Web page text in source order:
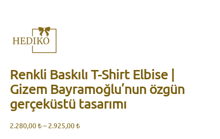
Renkli Baskılı T-Shirt Elbise |
Gizem Bayramoğlu’nun özgün
gerçeküstü tasarımı
2.280,00₺– 2.925,00₺Fiyat